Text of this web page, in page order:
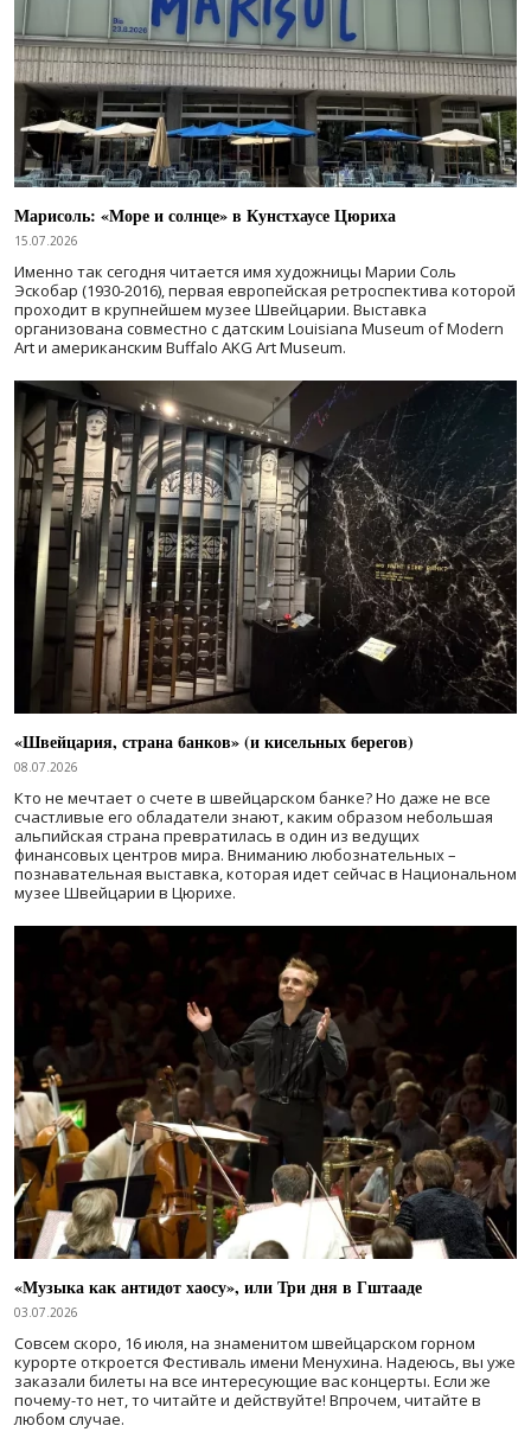
Марисоль: «Море и солнце» в Кунстхаусе Цюриха
15.07.2026
Именно так сегодня читается имя художницы Марии Соль
Эскобар (1930-2016), первая европейская ретроспектива которой
проходит в крупнейшем музее Швейцарии. Выставка
организована совместно с датским Louisiana Museum of Modern
Art и американским Buffalo AKG Art Museum.
«Швейцария, страна банков» (и кисельных берегов)
08.07.2026
Кто не мечтает о счете в швейцарском банке? Но даже не все
счастливые его обладатели знают, каким образом небольшая
альпийская страна превратилась в один из ведущих
финансовых центров мира. Вниманию любознательных –
познавательная выставка, которая идет сейчас в Национальном
музее Швейцарии в Цюрихе.
«Музыка как антидот хаосу», или Три дня в Гштааде
03.07.2026
Совсем скоро, 16 июля, на знаменитом швейцарском горном
курорте откроется Фестиваль имени Менухина. Надеюсь, вы уже
заказали билеты на все интересующие вас концерты. Если же
почему-то нет, то читайте и действуйте! Впрочем, читайте в
любом случае.